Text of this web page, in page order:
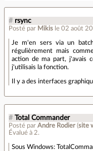
# rsync
Posté par Mikis le 02 août
Je m'en sers via un
régulièrement mais
action de ma part, j'avais
j'utilisais la fonction.
Il y a des interfaces
# Total Commander
Posté par Andre Rodier (site
Évalué à 2.
Sous Windows: